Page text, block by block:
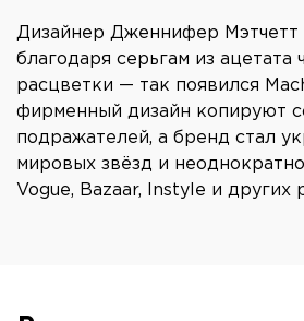
Дизайнер Дженнифер Мэтчетт
благодаря серьгам из ацетата
расцветки — так появился
фирменный дизайн копируют
подражателей, а бренд стал
мировых звёзд и
Vogue, Bazaar, Instyle и других